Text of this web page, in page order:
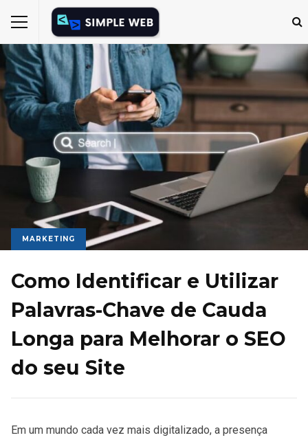
MARKETING
Como Identificar e Utilizar
Palavras-Chave de Cauda
Longa para Melhorar o SEO
do seu Site
Em um mundo cada vez mais digitalizado, a presença